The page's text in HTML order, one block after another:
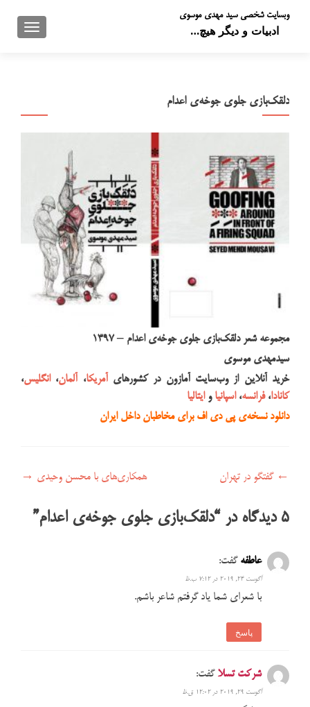
وبسایت شخصی سید مهدی موسوی
ادبیات و دیگر هیچ…
دلقک‌بازی جلوی جوخه‌ی اعدام
مجموعه شعر دلقک‌بازی جلوی جوخه‌ی اعدام – ۱۳۹۷
سیدمهدی موسوی
خرید آنلاین از وب‌سایت آمازون در کشورهایآمریکا، آلمان،انگلیس،
کانادا،فرانسه،اسپانیاوایتالیا
دانلود نسخه‌ی پی دی اف برای مخاطبان داخل ایران
راهبری نوشته
← گفتگو در تهران همکاری‌های با محسن وحیدی →
5 دیدگاه در “ دلقک‌بازی جلوی جوخه‌ی اعدام”
عاطفه گفت:
آگوست 24, 2019 در 7:12 ب.ظ
با شعرای شما یاد گرفتم شاعر باشم.
پاسخ
شرکت تسلا گفت:
آگوست 29, 2019 در 12:02 ق.ظ